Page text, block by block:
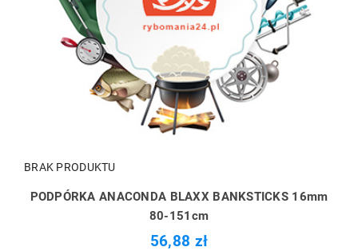
BRAK PRODUKTU
PODPÓRKA ANACONDA BLAXX BANKSTICKS 16mm
80-151cm
56,88 zł